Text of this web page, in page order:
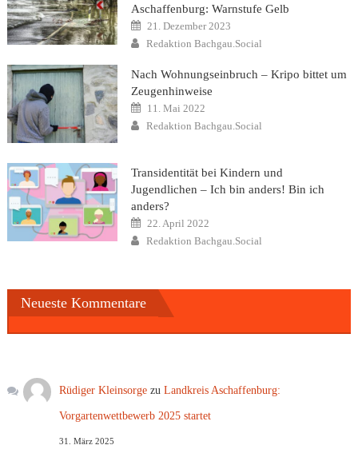
Aschaffenburg: Warnstufe Gelb
Posted
on
21. Dezember 2023
Author
Redaktion Bachgau.Social
Nach Wohnungseinbruch – Kripo bittet um
Zeugenhinweise
Posted
on
11. Mai 2022
Author
Redaktion Bachgau.Social
Transidentität bei Kindern und
Jugendlichen – Ich bin anders! Bin ich
anders?
Posted
on
22. April 2022
Author
Redaktion Bachgau.Social
Neueste Kommentare
Rüdiger Kleinsorge zuLandkreis Aschaffenburg:
Vorgartenwettbewerb 2025 startet
31. März 2025